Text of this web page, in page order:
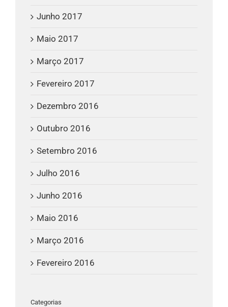
Junho 2017
Maio 2017
Março 2017
Fevereiro 2017
Dezembro 2016
Outubro 2016
Setembro 2016
Julho 2016
Junho 2016
Maio 2016
Março 2016
Fevereiro 2016
Categorias